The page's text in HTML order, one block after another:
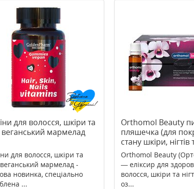
обличчя Biovene
проти зморщок
нічний 50 мл
>Acid Rescue Calcium
Berry Flavor On-The-Go 14
Лайф / Country Life
Купити
для волосся, шкіри та
веганський мармелад
для волосся, шкіри та
веганський мармелад -
новинка, спеціально
...
Orthomol Beauty
пляшечка (для
стану шкіри,
Orthomol Beauty
— еліксир для
волосся, шкіри та
оз...